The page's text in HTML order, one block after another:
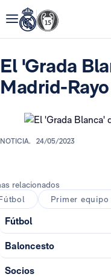
El 'Grada
Madrid-
NOTICIA. 24/05/2023
relacionados
Primer equipo
Fútbol
Baloncesto
Socios